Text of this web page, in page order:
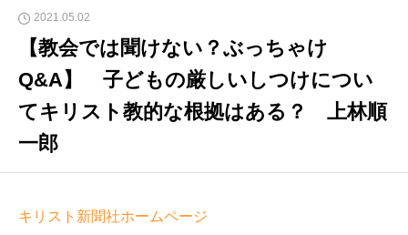
2021.05.02
【教会では聞けない？ぶっちゃけ
Q&A】 子どもの厳しいしつけについ
てキリスト教的な根拠はある？ 上林順
一郎
キリスト新聞社ホームページ